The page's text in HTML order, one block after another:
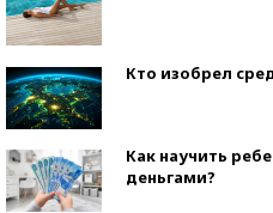
Кто изобрел
Как научить
деньгами?